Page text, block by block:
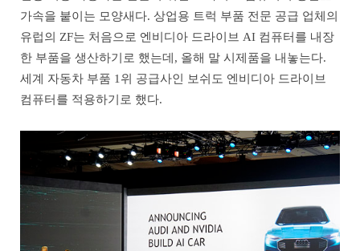
가속을 붙이는 모양새다. 상업용 트럭 부품 전문 공급 업체의
유럽의 ZF는 처음으로 엔비디아 드라이브 AI 컴퓨터를 내장
한 부품을 생산하기로 했는데, 올해 말 시제품을 내놓는다.
세계 자동차 부품 1위 공급사인 보쉬도 엔비디아 드라이브
컴퓨터를 적용하기로 했다.